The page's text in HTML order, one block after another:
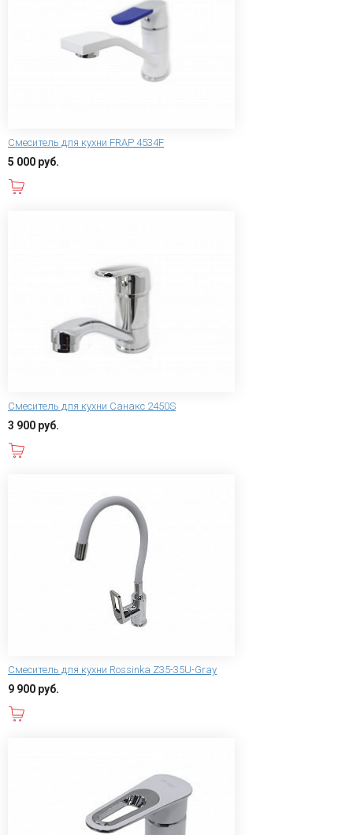
Смеситель для кухни FRAP 4534F
5 000 руб.
Смеситель для кухни Санакс 2450S
3 900 руб.
Смеситель для кухни Rossinka Z35-35U-Gray
9 900 руб.